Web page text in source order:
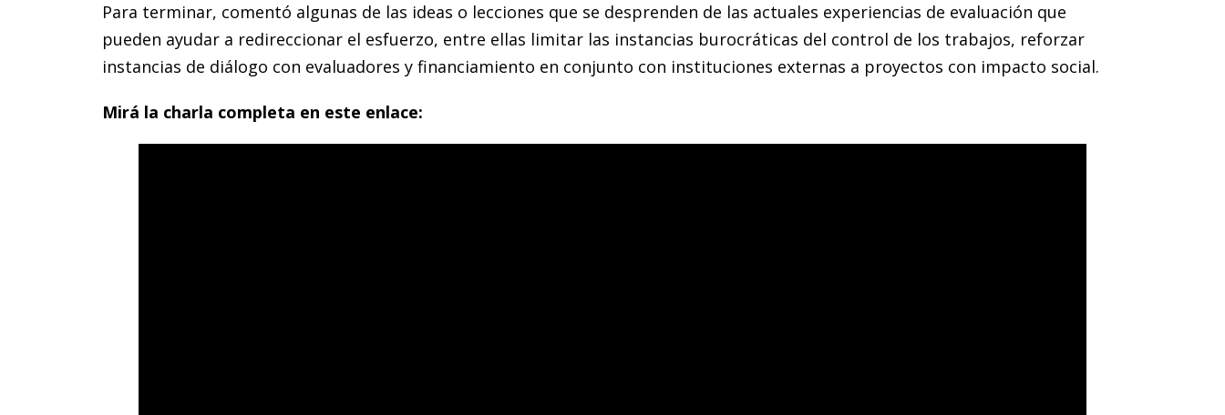
Para terminar, comentó algunas de las ideas o lecciones que se desprenden de las actuales experiencias de evaluación que
pueden ayudar a redireccionar el esfuerzo, entre ellas limitar las instancias burocráticas del control de los trabajos, reforzar
instancias de diálogo con evaluadores y financiamiento en conjunto con instituciones externas a proyectos con impacto social.
Mirá la charla completa en este enlace: